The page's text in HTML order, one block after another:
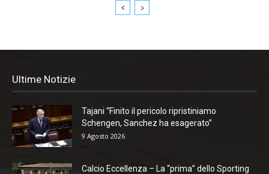
Ultime Notizie
Tajani “Finito il pericolo ripristiniamo
Schengen, Sanchez ha esagerato”
9 Agosto 2026
Calcio Eccellenza – La “prima” dello Sporting